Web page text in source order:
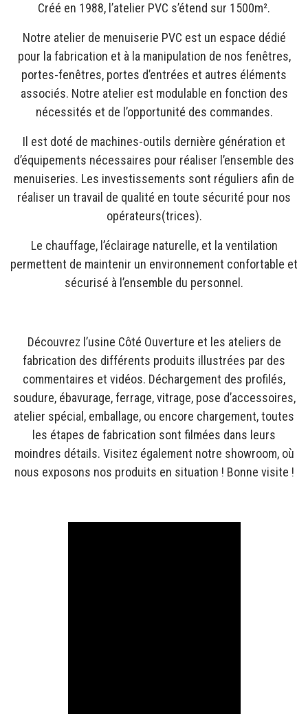
Créé en 1988, l’atelier PVC s’étend sur 1500m².
Notre atelier de menuiserie PVC est un espace dédié
pour la fabrication et à la manipulation de nos fenêtres,
portes-fenêtres, portes d’entrées et autres éléments
associés. Notre atelier est modulable en fonction des
nécessités et de l’opportunité des commandes.
Il est doté de machines-outils dernière génération et
d’équipements nécessaires pour réaliser l’ensemble des
menuiseries. Les investissements sont réguliers afin de
réaliser un travail de qualité en toute sécurité pour nos
opérateurs(trices).
Le chauffage, l’éclairage naturelle, et la ventilation
permettent de maintenir un environnement confortable et
sécurisé à l’ensemble du personnel.
Découvrez l’usine Côté Ouverture et les ateliers de
fabrication des différents produits illustrées par des
commentaires et vidéos. Déchargement des profilés,
soudure, ébavurage, ferrage, vitrage, pose d’accessoires,
atelier spécial, emballage, ou encore chargement, toutes
les étapes de fabrication sont filmées dans leurs
moindres détails. Visitez également notre showroom, où
nous exposons nos produits en situation ! Bonne visite !